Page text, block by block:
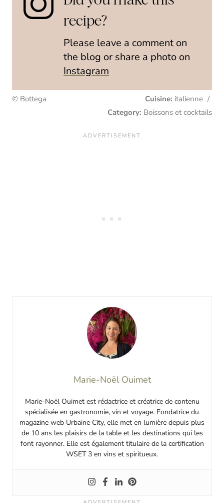
recipe?
Please leave a comment on
the blog or share a photo on
Instagram
© Bottega Cuisine: italienne /
Category: Boissons et cocktails
Marie-Noël Ouimet
Marie-Noël Ouimet est rédactrice et créatrice de contenu
spécialisée en gastronomie, vin et voyage. Fondatrice du
magazine web Urbaine City, elle met en lumière depuis plus
de 10 ans les plaisirs de la table et les destinations qui les
font rayonner. Elle est également titulaire de la certification
WSET 3 en vins et spiritueux.